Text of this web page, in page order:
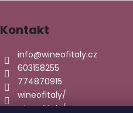
Kontakt
info@wineofitaly.cz
603158255
774870915
wineofitaly/
wineofitaly/